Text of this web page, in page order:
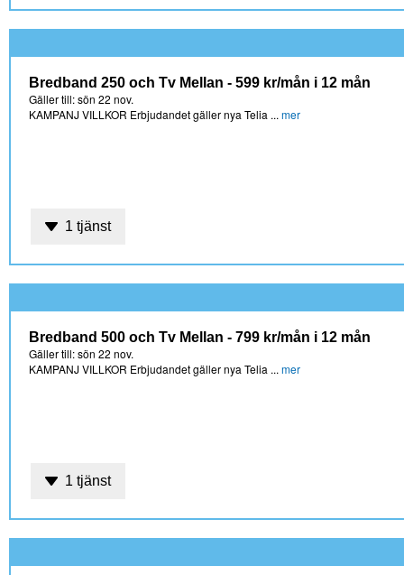
Bredband 250 och Tv Mellan - 599 kr/mån i 12 mån
Gäller till: sön 22 nov.
KAMPANJ VILLKOR Erbjudandet gäller nya Telia ... mer
1 tjänst
Bredband 500 och Tv Mellan - 799 kr/mån i 12 mån
Gäller till: sön 22 nov.
KAMPANJ VILLKOR Erbjudandet gäller nya Telia ... mer
1 tjänst